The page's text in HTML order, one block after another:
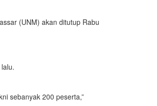
(UNM) akan ditutup Rabu
sebanyak 200 peserta,”